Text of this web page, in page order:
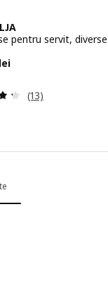
recenzii:
pentru servit, diverse
lei
Evaluare: 4.3
(13)